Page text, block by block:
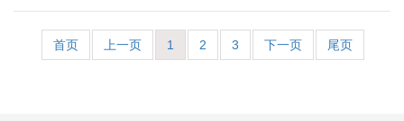
首页 上一页 1 2 3 下一页 尾页